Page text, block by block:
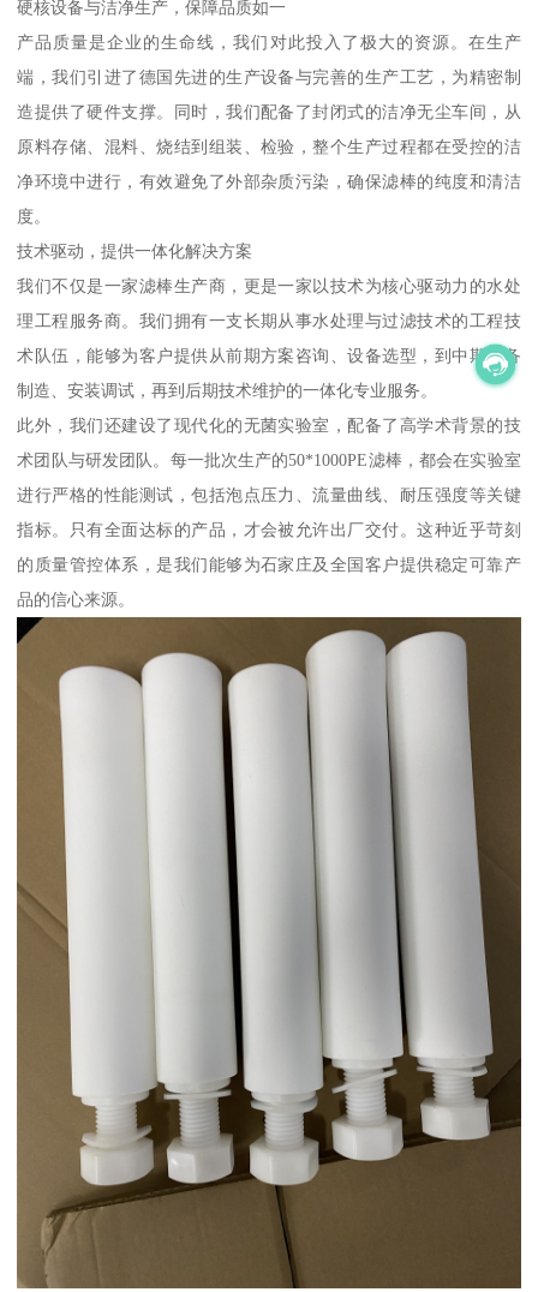
硬核设备与洁净生产，保障品质如一
产品质量是企业的生命线，我们对此投入了极大的资源。在生产
端，我们引进了德国先进的生产设备与完善的生产工艺，为精密制
造提供了硬件支撑。同时，我们配备了封闭式的洁净无尘车间，从
原料存储、混料、烧结到组装、检验，整个生产过程都在受控的洁
净环境中进行，有效避免了外部杂质污染，确保滤棒的纯度和清洁
度。
技术驱动，提供一体化解决方案
我们不仅是一家滤棒生产商，更是一家以技术为核心驱动力的水处
理工程服务商。我们拥有一支长期从事水处理与过滤技术的工程技
术队伍，能够为客户提供从前期方案咨询、设备选型，到中期设备
制造、安装调试，再到后期技术维护的一体化专业服务。
此外，我们还建设了现代化的无菌实验室，配备了高学术背景的技
术团队与研发团队。每一批次生产的50*1000PE滤棒，都会在实验室
进行严格的性能测试，包括泡点压力、流量曲线、耐压强度等关键
指标。只有全面达标的产品，才会被允许出厂交付。这种近乎苛刻
的质量管控体系，是我们能够为石家庄及全国客户提供稳定可靠产
品的信心来源。